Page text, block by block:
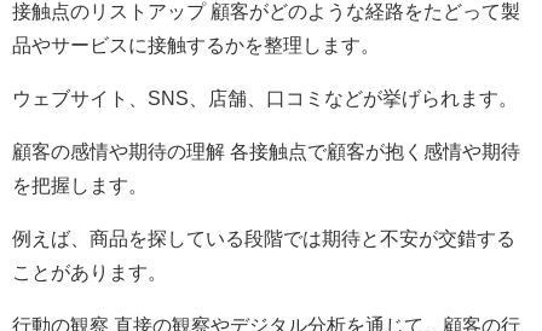
接触点のリストアップ 顧客がどのような経路をたどって製
品やサービスに接触するかを整理します。
ウェブサイト、SNS、店舗、口コミなどが挙げられます。
顧客の感情や期待の理解 各接触点で顧客が抱く感情や期待
を把握します。
例えば、商品を探している段階では期待と不安が交錯する
ことがあります。
行動の観察 直接の観察やデジタル分析を通じて、顧客の行